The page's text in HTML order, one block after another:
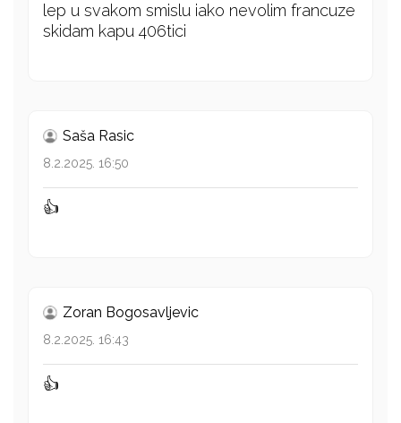
lep u svakom smislu iako nevolim francuze
skidam kapu 406tici
Saša Rasic
8.2.2025. 16:50
👍
Zoran Bogosavljevic
8.2.2025. 16:43
👍